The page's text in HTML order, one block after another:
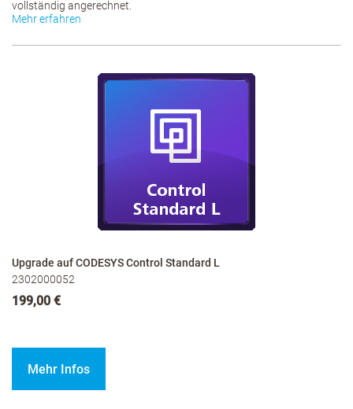
vollständig angerechnet.
Mehr erfahren
Upgrade auf CODESYS Control Standard L
2302000052
199,00 €
Mehr Infos